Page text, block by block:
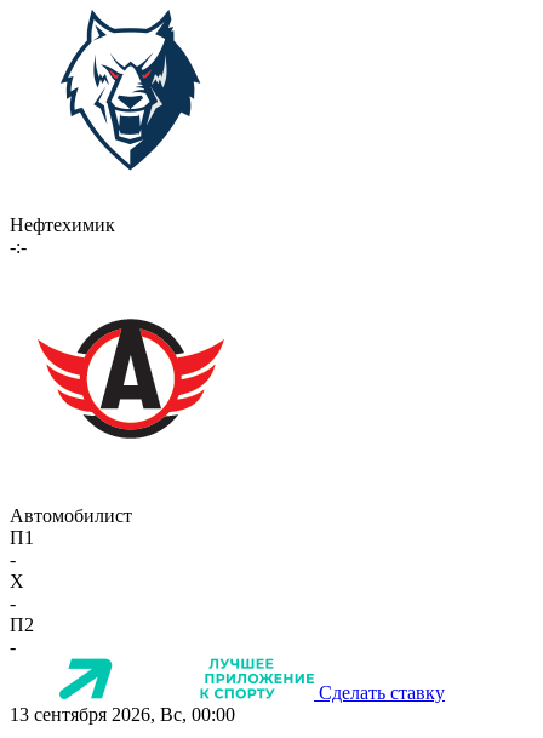
Нефтехимик
-:-
Автомобилист
П1
-
X
-
П2
-
Сделать ставку
13 сентября 2026, Вс, 00:00